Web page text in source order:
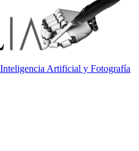
Artificial y Fotografía